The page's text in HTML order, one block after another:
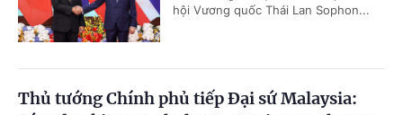
hội Vương quốc Thái Lan Sophon...
Thủ tướng Chính phủ tiếp Đại sứ Malaysia: